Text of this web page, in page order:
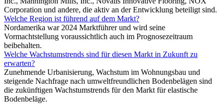
Corporation und andere, die aktiv an der Entwicklung beteiligt sind.
Welche Region ist führend auf dem Markt?
Nordamerika war 2024 Marktführer und wird seine
Vormachtstellung voraussichtlich auch im Prognosezeitraum
beibehalten.
Welche Wachstumstrends sind für diesen Markt in Zukunft zu
erwarten?
Zunehmende Urbanisierung, Wachstum im Wohnungsbau und
steigende Nachfrage nach umweltfreundlichen Bodenbelägen sind
die zukünftigen Wachstumstrends für den Markt für elastische
Bodenbeläge.